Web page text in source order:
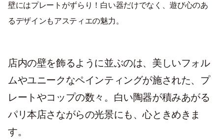
壁にはプレートがずらり！白い器だけでなく、遊び心のあ
るデザインもアスティエの魅力。
店内の壁を飾るように並ぶのは、美しいフォル
ムやユニークなペインティングが施された、プ
レートやコップの数々。白い陶器が積みあがる
パリ本店さながらの光景にも、心ときめきま
す。